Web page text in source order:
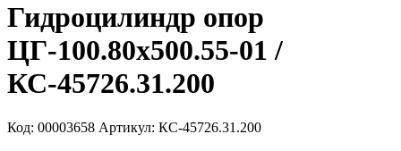
Гидроцилиндр опор
ЦГ-100.80х500.55-01 /
КС-45726.31.200
Код: 00003658 Артикул: КС-45726.31.200